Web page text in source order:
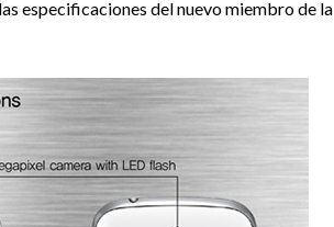
especificaciones del nuevo miembro de la